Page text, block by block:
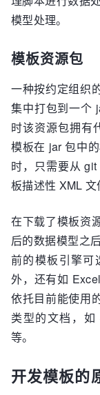
模型处理。
模板资源包
一种按约定组织
集中打包到一个
时该资源包拥有
模板在 jar 包中
时，只需要从
板描述性 XML 文
在下载了模板资
后的数据模型之
前的模板引擎可
外，还有如
依托目前能使用
类型的文档，
等。
开发模板的